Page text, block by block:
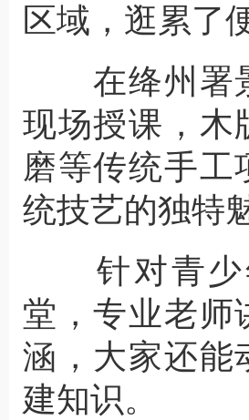
区域，逛累了
在绛州署景
现场授课，木
磨等传统手工
统技艺的独特
针对青少
堂，专业老师
涵，大家还能
建知识。